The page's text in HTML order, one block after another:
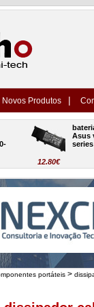
Novos Produtos |
12.80€
bateria
Asus
series
portáteis >